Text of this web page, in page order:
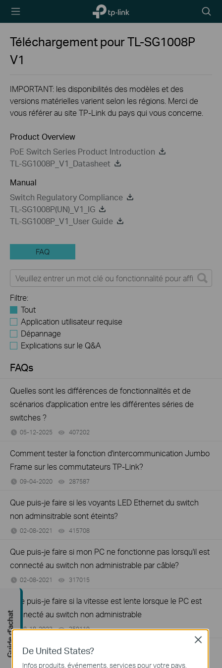
TP-Link,
Reliably
icon
Téléchargement pourTL-SG1008P
V1
IMPORTANT: les disponibilités des modèles et des
versions matérielles varient selon les régions. Merci de
vous référer au site TP-Link du pays qui vous concerne.
Product Overview
PoE Switch Series Product Introduction
TL-SG1008P_V1_Datasheet
Manual
Switch Regulatory Compliance
TL-SG1008P(UN)_V1_IG
TL-SG1008P_V1_User Guide
FAQ
Filtre:
Tout
Application utilisateur requise
Dépannage
Explications sur le Q&A
FAQs
Quelles sont les différences de fonctionnalités et de
scénarios d'application entre les différentes séries de
switches ?
05-12-2025 407202
Comment tester la fonction d'intercommunication Jumbo
Frame sur les commutateurs TP-Link?
09-04-2020 287587
Que puis-je faire si les voyants LED Ethernet du switch
non adminsitrable sont éteints?
02-08-2021 415708
Que puis-je faire si mon PC ne fonctionne pas lorsqu'il est
connecté au switch non administrable par câble?
02-08-2021 317015
Que puis-je faire si la vitesse est lente lorsque le PC est
connecté au switch non administrable
08-18-2023 359119views
Que dois-je faire si mon accès Internet depuis le switch
est instable ?
De United States?
Infos produits, événements, services pour votre pays.
Close
Guide d'achat